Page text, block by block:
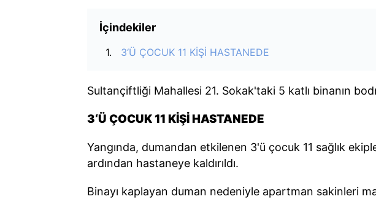
İçindekiler
3‘Ü ÇOCUK 11 KİŞİ HASTANEDE
Sultançiftliği Mahallesi 21. Sokak'taki 5 katlı binanın
3‘Ü ÇOCUK 11 KİŞİ HASTANEDE
Yangında, dumandan etkilenen 3'ü çocuk 11 sağlık
ardından hastaneye kaldırıldı.
Binayı kaplayan duman nedeniyle apartman sakinleri